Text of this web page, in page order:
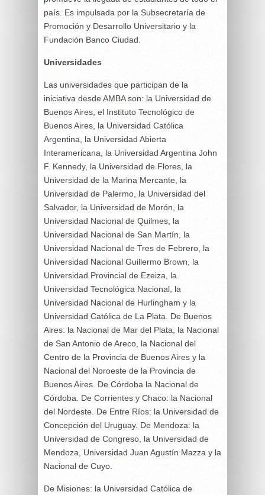
país. Es impulsada por la Subsecretaría de
Promoción y Desarrollo Universitario y la
Fundación Banco Ciudad.
Universidades
Las universidades que participan de la
iniciativa desde AMBA son: la Universidad de
Buenos Aires, el Instituto Tecnológico de
Buenos Aires, la Universidad Católica
Argentina, la Universidad Abierta
Interamericana, la Universidad Argentina John
F. Kennedy, la Universidad de Flores, la
Universidad de la Marina Mercante, la
Universidad de Palermo, la Universidad del
Salvador, la Universidad de Morón, la
Universidad Nacional de Quilmes, la
Universidad Nacional de San Martín, la
Universidad Nacional de Tres de Febrero, la
Universidad Nacional Guillermo Brown, la
Universidad Provincial de Ezeiza, la
Universidad Tecnológica Nacional, la
Universidad Nacional de Hurlingham y la
Universidad Católica de La Plata. De Buenos
Aires: la Nacional de Mar del Plata, la Nacional
de San Antonio de Areco, la Nacional del
Centro de la Provincia de Buenos Aires y la
Nacional del Noroeste de la Provincia de
Buenos Aires. De Córdoba la Nacional de
Córdoba. De Corrientes y Chaco: la Nacional
del Nordeste. De Entre Ríos: la Universidad de
Concepción del Uruguay. De Mendoza: la
Universidad de Congreso, la Universidad de
Mendoza, Universidad Juan Agustín Mazza y la
Nacional de Cuyo.
De Misiones: la Universidad Católica de